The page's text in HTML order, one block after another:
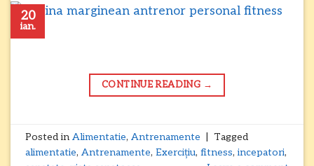
20
ian.
CONTINUE READING →
Posted inAlimentatie,Antrenamente
Tagged
alimentatie,Antrenamente,Exercițiu,fitness,incepatori,